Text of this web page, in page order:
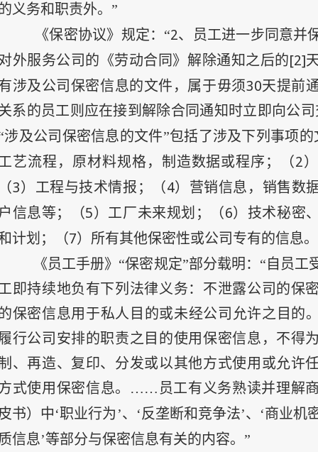
义务和职责外。”
《保密协议》规定：“2、员工进一步同意并
外服务公司的《劳动合同》解除通知之后的[2]
涉及公司保密信息的文件，属于毋须30天提前
系的员工则应在接到解除合同通知时立即向公
涉及公司保密信息的文件”包括了涉及下列事项的
艺流程，原材料规格，制造数据或程序；（2
3）工程与技术情报；（4）营销信息，销售数
信息等；（5）工厂未来规划；（6）技术秘密
计划；（7）所有其他保密性或公司专有的信息。
《员工手册》“保密规定”部分载明：“自员工
即持续地负有下列法律义务：不泄露公司的保
保密信息用于私人目的或未经公司允许之目
行公司安排的职责之目的使用保密信息，不得
、再造、复印、分发或以其他方式使用或允许
式使用保密信息。……员工有义务熟读并理解
书）中‘职业行为’、‘反垄断和竞争法’、‘商业机
信息’等部分与保密信息有关的内容。”